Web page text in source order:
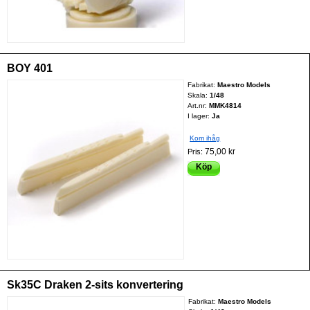
BOY 401
Fabrikat:Maestro Models
Skala:1/48
Art.nr:MMK4814
I lager: Ja
Kom ihåg
Pris:75,00 kr
Köp
Sk35C Draken 2-sits konvertering
Fabrikat: Maestro Models